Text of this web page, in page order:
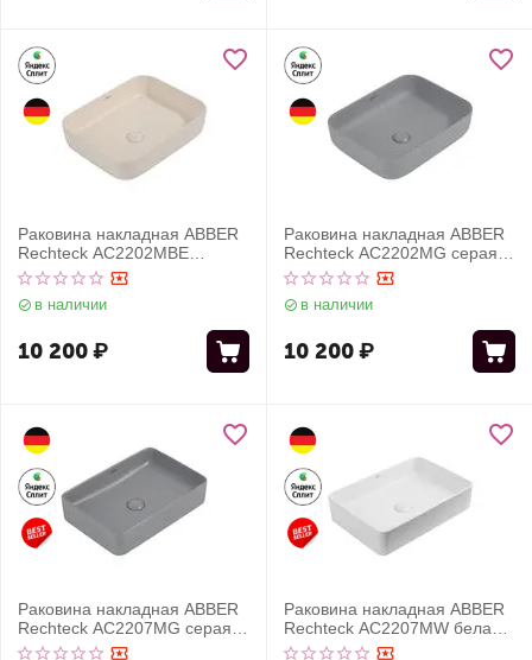
Раковина накладная ABBER
Rechteck AC2202MBE
светло-бежевая матовая
в наличии
10 200₽
Раковина накладная ABBER
Rechteck AC2202MG серая
матовая
в наличии
10 200₽
Раковина накладная ABBER
Rechteck AC2207MG серая
матовая
Раковина накладная ABBER
Rechteck AC2207MW белая
матовая